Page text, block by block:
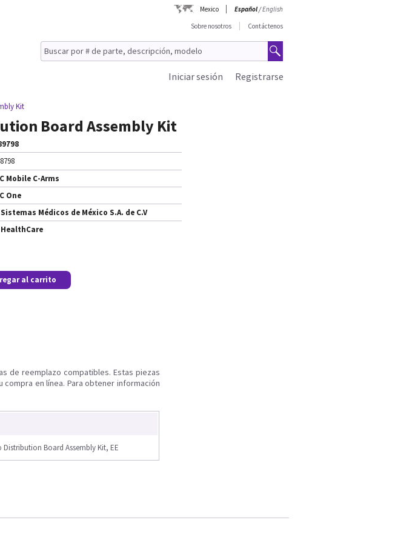
Mexico Español/English
Sobre nosotros
Contáctenos
Registrarse
Iniciar sesión
Kit
Board Assembly Kit
Mobile C-Arms
One
Sistemas Médicos de México S.A. de C.V
HealthCare
al carrito
de reemplazo compatibles. Estas piezas
en línea. Para obtener información
Distribution Board Assembly Kit, EE